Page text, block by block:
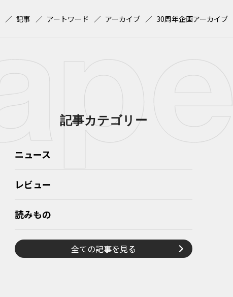
記事 アートワード アーカイブ 30周年企画アーカイブ
記事カテゴリー
ニュース
レビュー
読みもの
全ての記事を見る